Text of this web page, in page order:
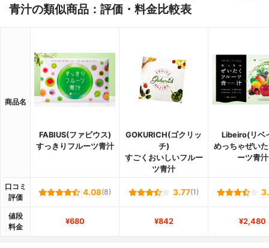
青汁の類似商品：評価・料金比較表
商品名
FABIUS(ファビウス)
すっきりフルーツ青汁
GOKURICH(ゴクリッ
チ)
すごくおいしいフルー
ツ青汁
Libeiro(リベ
めっちゃぜい
ーツ青汁
口コミ
評価
4.08(8) 3.77(1)
値段
料金
¥680 ¥842 ¥2,480